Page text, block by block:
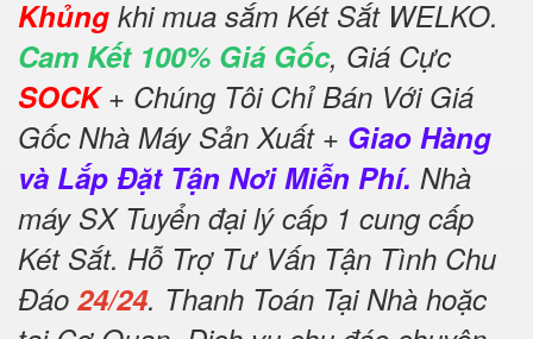
Khủng khi mua sắm Két Sắt WELKO.
Cam Kết 100% Giá Gốc, Giá Cực
SOCK+ Chúng Tôi Chỉ Bán Với Giá
Gốc Nhà Máy Sản Xuất + Giao Hàng
và Lắp Đặt Tận Nơi Miễn Phí. Nhà
máy SX Tuyển đại lý cấp 1 cung cấp
Két Sắt. Hỗ Trợ Tư Vấn Tận Tình Chu
Đáo 24/24. Thanh Toán Tại Nhà hoặc